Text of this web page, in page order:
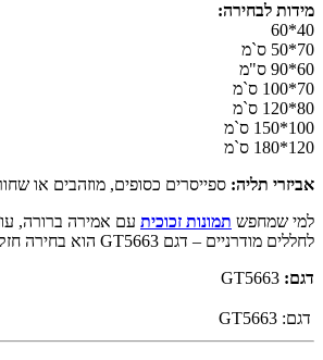
מידות לבחירה:
40*60
70*50 ס`מ
60*90 ס"מ
70*100 ס`מ
80*120 ס`מ
100*150 ס`מ
120*180 ס`מ
אביזרי תליה: ספייסרים כסופים, מוזהבים או
למי שמחפש תמונות זכוכית עם אמירה ברורה,
לחללים מודרניים – דגם GT5663 הוא בחירה חזקה ומדויקת.
דגם:
דגם: GT5663